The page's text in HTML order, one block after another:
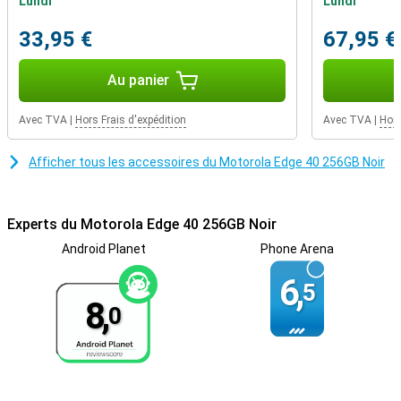
Motorola Edge 40 dispose d'une batterie qui dure facilement une
journée. Vous restez donc toujours accessible.
33,95 €
Au panier
Avec TVA Hors Frais d'expédition
67,95 €
Avec TVA
Afficher tous les accessoires du Motorola Edge 40 256GB Noir
Experts du Motorola Edge 40 256GB Noir
Android Planet
8,0
Phone Arena
6,5